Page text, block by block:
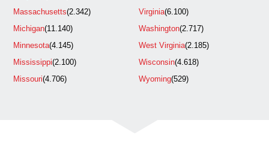
Massachusetts(2.342)
Michigan(11.140)
Minnesota(4.145)
Mississippi(2.100)
Missouri(4.706)
Virginia(6.100)
Washington(2.717)
West Virginia(2.185)
Wisconsin(4.618)
Wyoming(529)